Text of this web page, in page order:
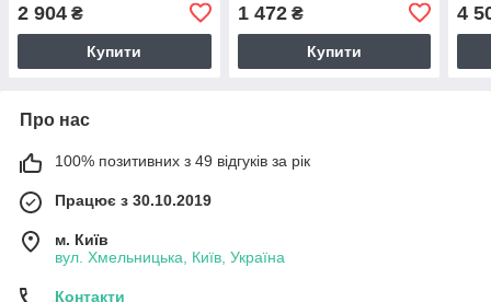
2 904 ₴
Купити
1 472₴
Купити
4
Про нас
100% позитивних з 49 відгуків за рік
Працює з 30.10.2019
м. Київ
вул. Хмельницька, Київ, Україна
Контакти